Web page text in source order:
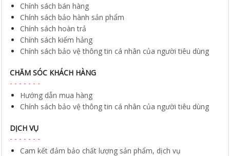
Chính sách bán hàng
Chính sách bảo hành sản phẩm
Chính sách hoàn trả
Chính sách kiểm hảng
Chính sách bảo vệ thông tin cá nhân của người tiêu dùng
CHĂM SÓC KHÁCH HÀNG
Hướng dẫn mua hàng
Chính sách bảo vệ thông tin cá nhân của người tiêu dùng
DỊCH VỤ
Cam kết đảm bảo chất lượng sản phẩm, dịch vụ